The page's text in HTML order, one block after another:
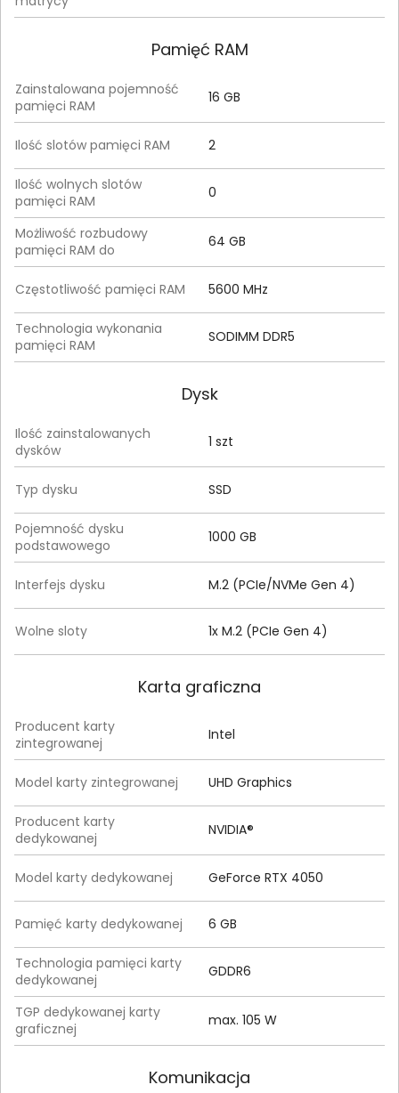
Pamięć RAM
Zainstalowana pojemność
pamięci RAM
16 GB
Ilość slotów pamięci RAM 2
Ilość wolnych slotów
pamięci RAM
0
Możliwość rozbudowy
pamięci RAM do
64 GB
Częstotliwość pamięci RAM 5600 MHz
Technologia wykonania
pamięci RAM
SODIMM DDR5
Dysk
Ilość zainstalowanych
dysków
1 szt
Typ dysku SSD
Pojemność dysku
podstawowego
1000 GB
Interfejs dysku M.2 (PCIe/NVMe Gen 4)
Wolne sloty 1x M.2 (PCIe Gen 4)
Karta graficzna
Producent karty
zintegrowanej
Intel
Model karty zintegrowanej UHD Graphics
Producent karty
dedykowanej
NVIDIA®
Model karty dedykowanej GeForce RTX 4050
Pamięć karty dedykowanej 6 GB
Technologia pamięci karty
dedykowanej
GDDR6
TGP dedykowanej karty
graficznej
max. 105 W
Komunikacja